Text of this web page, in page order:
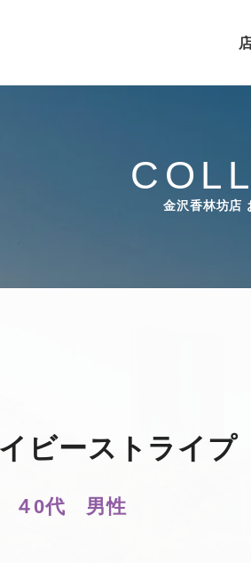
金沢香林坊店
ビーストライプ
４0代 男性